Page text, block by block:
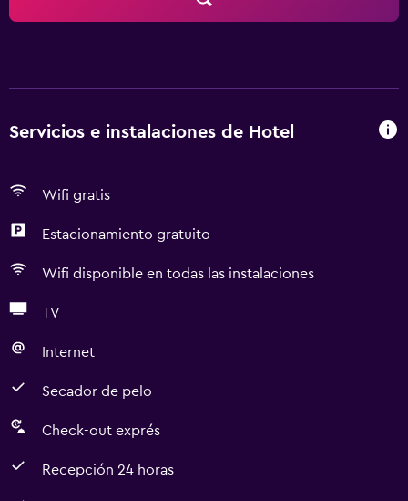
Servicios e instalaciones de Hotel
Wifi gratis
Estacionamiento gratuito
Wifi disponible en todas las instalaciones
TV
Internet
Secador de pelo
Check-out exprés
Recepción 24 horas